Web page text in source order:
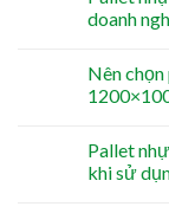
doanh
Nên
Pallet
khi sử